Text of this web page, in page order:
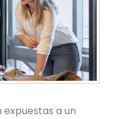
expuestas a un